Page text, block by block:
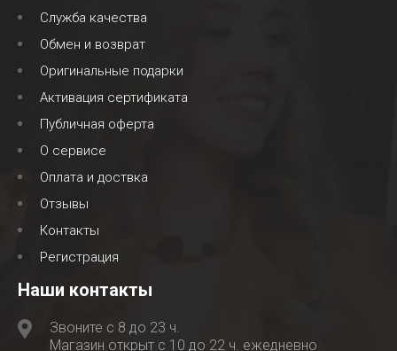
Служба качества
Обмен и возврат
Оригинальные подарки
Активация сертификата
Публичная оферта
О сервисе
Оплата и доствка
Отзывы
Контакты
Регистрация
Наши контакты
Звоните с 8 до 23 ч.
Магазин открыт с 10 до 22 ч. ежедневно